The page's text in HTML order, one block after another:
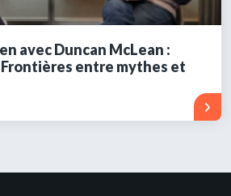
avec Duncan McLean :
Frontières entre mythes et